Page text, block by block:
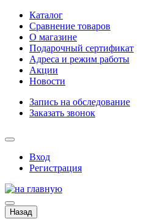
Каталог
Сравнение товаров
О магазине
Подарочный сертификат
Адреса и режим работы
Акции
Новости
Запись на обследование
Заказать звонок
Вход
Регистрация
Назад